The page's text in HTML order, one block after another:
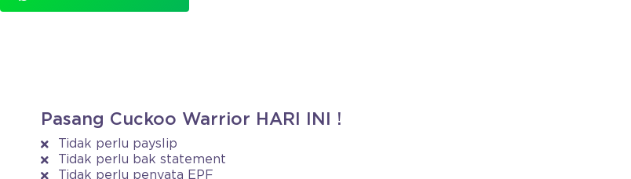
Pasang Cuckoo Warrior HARI INI !
Tidak perlu payslip
Tidak perlu bak statement
Tidak perlu penyata EPF